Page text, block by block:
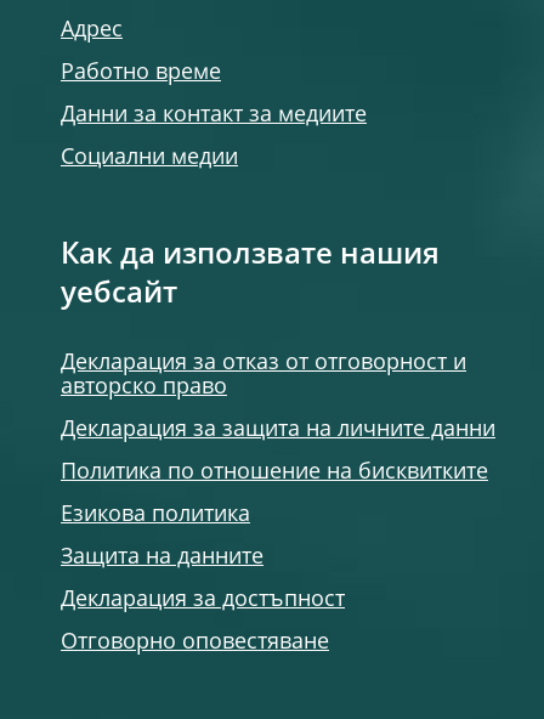
Адрес
Работно време
Данни за контакт за медиите
Социални медии
Как да използвате нашия
уебсайт
Декларация за отказ от отговорност и
авторско право
Декларация за защита на личните данни
Политика по отношение на бисквитките
Езикова политика
Защита на данните
Декларация за достъпност
Отговорно оповестяване